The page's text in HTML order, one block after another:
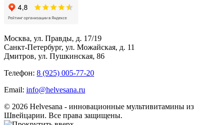
Москва, ул. Правды, д. 17/19
Санкт-Петербург, ул. Можайская, д. 11
Дмитров, ул. Пушкинская, 86
Телефон: 8 (925) 005-77-20
Email: info@helvesana.ru
© 2026 Helvesana - инновационные мультивитамины из
Швейцарии. Все права защищены.